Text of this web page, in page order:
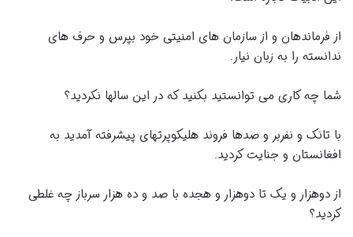
‏از فرماندهان و از سازمان های امنیتی خود بپرس و حرف های
ندانسته را به زبان نیار.
شما چه کاری می توانستید بکنید که در این سالها نکردید؟
با تانک و نفربر و صدها فروند هلیکوپرتهای پیشرفته آمدید به
افغانستان و جنایت کردید.
‏از دوهزار و یک تا دوهزار و هجده با صد و ده هزار سرباز چه غلطی
کردید؟